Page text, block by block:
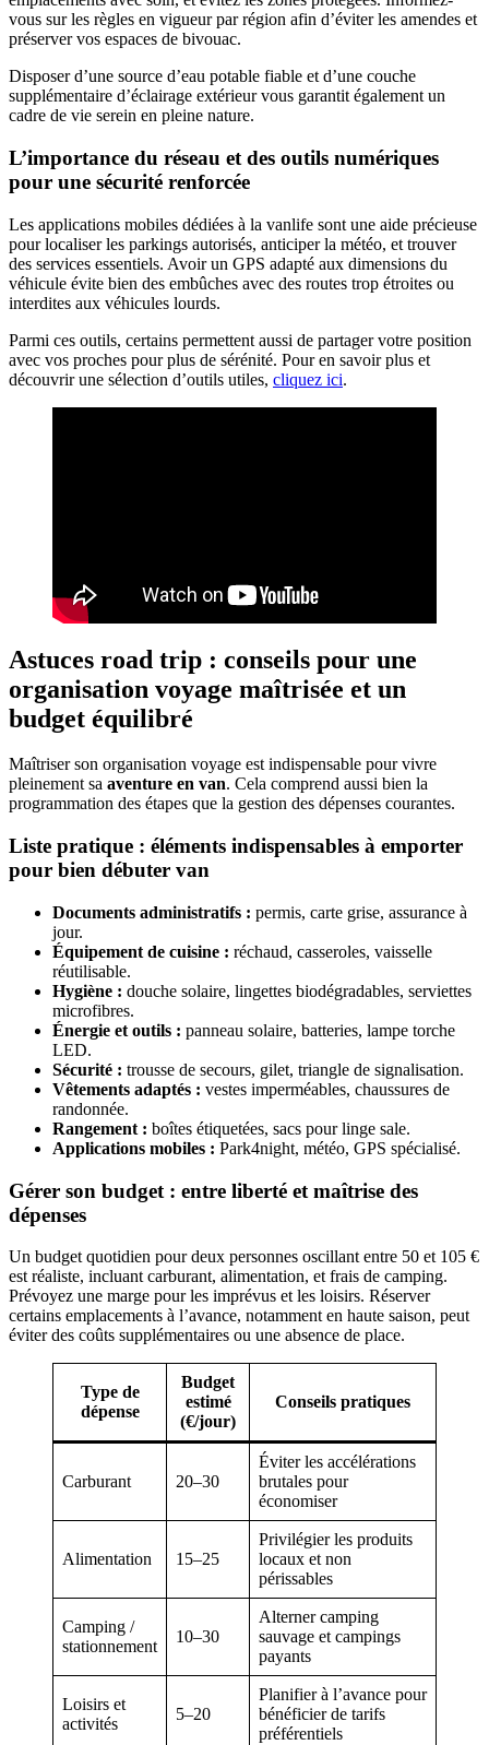
vous sur les règles en vigueur par région afin d’éviter les amendes et
préserver vos espaces de bivouac.
Disposer d’une source d’eau potable fiable et d’une couche
supplémentaire d’éclairage extérieur vous garantit également un
cadre de vie serein en pleine nature.
L’importance du réseau et des outils numériques
pour une sécurité renforcée
Les applications mobiles dédiées à la vanlife sont une aide précieuse
pour localiser les parkings autorisés, anticiper la météo, et trouver
des services essentiels. Avoir un GPS adapté aux dimensions du
véhicule évite bien des embûches avec des routes trop étroites ou
interdites aux véhicules lourds.
Parmi ces outils, certains permettent aussi de partager votre position
avec vos proches pour plus de sérénité. Pour en savoir plus et
découvrir une sélection d’outils utiles, cliquez ici.
Astuces road trip : conseils pour une
organisation voyage maîtrisée et un
budget équilibré
Maîtriser son organisation voyage est indispensable pour vivre
pleinement sa aventure en van. Cela comprend aussi bien la
programmation des étapes que la gestion des dépenses courantes.
Liste pratique : éléments indispensables à emporter
pour bien débuter van
Documents administratifs : permis, carte grise, assurance à
jour.
Équipement de cuisine : réchaud, casseroles, vaisselle
réutilisable.
Hygiène : douche solaire, lingettes biodégradables, serviettes
microfibres.
Énergie et outils : panneau solaire, batteries, lampe torche
LED.
Sécurité : trousse de secours, gilet, triangle de signalisation.
Vêtements adaptés : vestes imperméables, chaussures de
randonnée.
Rangement : boîtes étiquetées, sacs pour linge sale.
Applications mobiles : Park4night, météo, GPS spécialisé.
Gérer son budget : entre liberté et maîtrise des
dépenses
Un budget quotidien pour deux personnes oscillant entre 50 et 105 €
est réaliste, incluant carburant, alimentation, et frais de camping.
Prévoyez une marge pour les imprévus et les loisirs. Réserver
certains emplacements à l’avance, notamment en haute saison, peut
éviter des coûts supplémentaires ou une absence de place.
Type de
dépense
Budget
estimé
(€/jour)
Conseils pratiques
Carburant 20–30
Éviter les accélérations
brutales pour
économiser
Alimentation 15–25
Privilégier les produits
locaux et non
périssables
Camping /
stationnement
10–30
Alterner camping
sauvage et campings
payants
Loisirs et
activités
5–20
Planifier à l’avance pour
bénéficier de tarifs
préférentiels